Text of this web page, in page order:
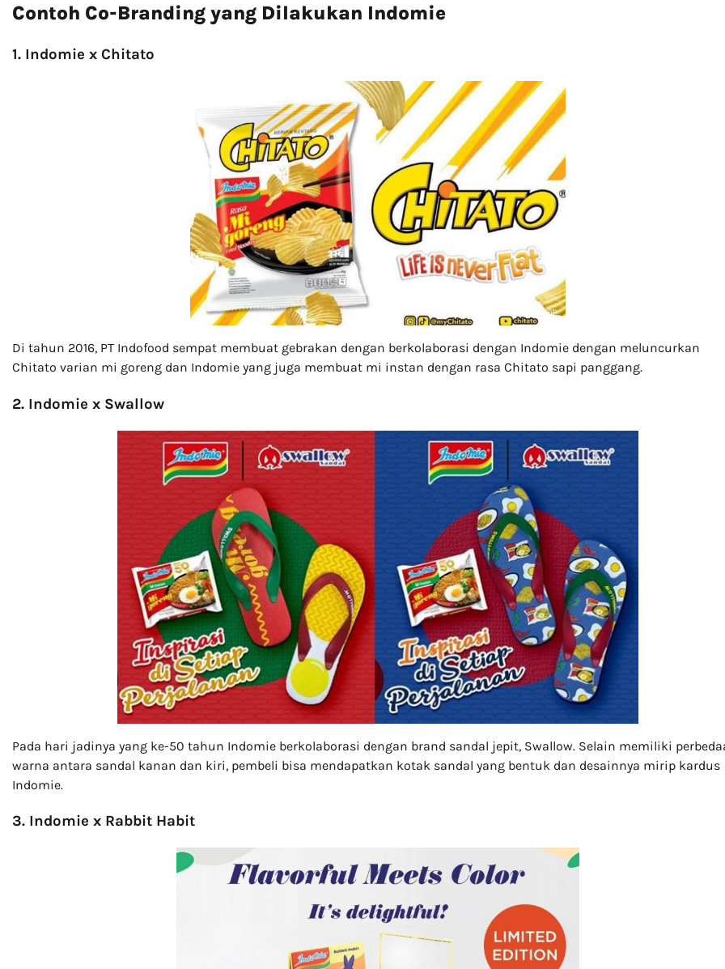
Contoh Co-Branding yang Dilakukan Indomie
1. Indomie x Chitato
Di tahun 2016, PT Indofood sempat membuat gebrakan dengan berkolaborasi dengan Indomie dengan meluncurkan
Chitato varian mi goreng dan Indomie yang juga membuat mi instan dengan rasa Chitato sapi panggang.
2. Indomie x Swallow
Pada hari jadinya yang ke-50 tahun Indomie berkolaborasi dengan brand sandal jepit, Swallow. Selain memiliki
warna antara sandal kanan dan kiri, pembeli bisa mendapatkan kotak sandal yang bentuk dan desainnya mirip kardus
Indomie.
3. Indomie x Rabbit Habit